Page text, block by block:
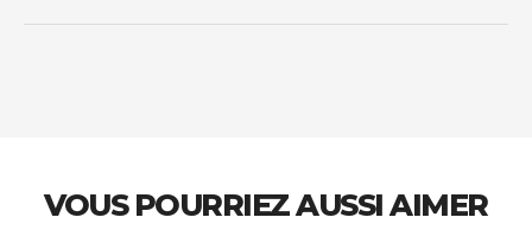
VOUS POURRIEZ AUSSI AIMER